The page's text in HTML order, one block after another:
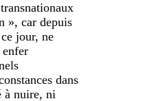
», car depuis
jour, ne
enfer
dans
à nuire, ni